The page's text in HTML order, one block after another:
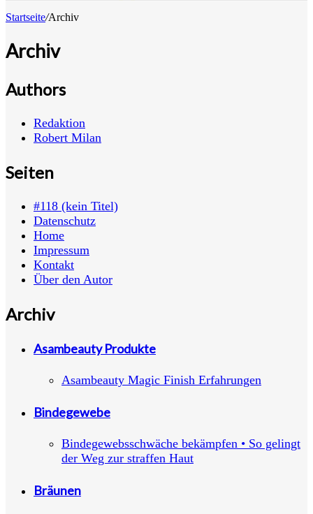
Startseite/Archiv
Archiv
Authors
Redaktion
Robert Milan
Seiten
#118 (kein Titel)
Datenschutz
Home
Impressum
Kontakt
Über den Autor
Archiv
Asambeauty Produkte
Asambeauty Magic Finish Erfahrungen
Bindegewebe
Bindegewebsschwäche bekämpfen • So gelingt
der Weg zur straffen Haut
Bräunen